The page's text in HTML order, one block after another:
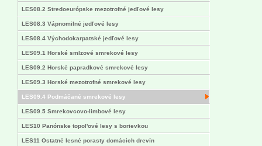
LES08.2 Stredoeurópske mezotrofné jedľové lesy
LES08.3 Vápnomilné jedľové lesy
LES08.4 Východokarpatské jedľové lesy
LES09.1 Horské smlzové smrekové lesy
LES09.2 Horské papradkové smrekové lesy
LES09.3 Horské mezotrofné smrekové lesy
LES09.4 Podmáčané smrekové lesy
LES09.5 Smrekovcovo-limbové lesy
LES10 Panónske topol'ové lesy s borievkou
LES11 Ostatné lesné porasty domácich drevín